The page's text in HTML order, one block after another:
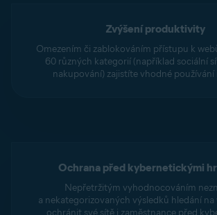
Zvýšení produktivity
Omezením či zablokováním přístupu k
60 různých kategorií (například sociální
nakupování) zajistíte vhodné
Ochrana před kybernetickými
Nepřetržitým vyhodnocováním
a nekategorizovaných výsledků hledání
ochránit své sítě i zaměstnance před